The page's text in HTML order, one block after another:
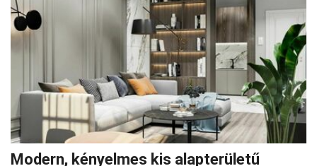
Modern, kényelmes kis alapterületű